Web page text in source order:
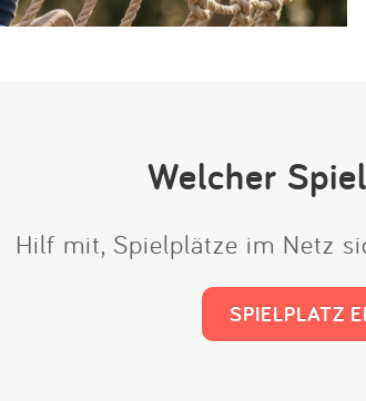
Welcher
Hilf mit, Spielplätze im Netz
SPIELPLATZ